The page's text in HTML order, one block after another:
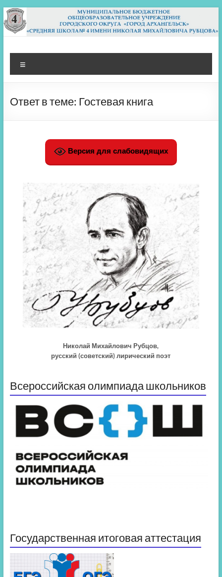
Перейти
к
содержимому
МБОУ СШ 4
Архангельск
Ответ в теме: Гостевая книга
Версия для слабовидящих
Николай Михайлович Рубцов,
русский (советский) лирический поэт
Всероссийская олимпиада школьников
Государственная итоговая аттестация